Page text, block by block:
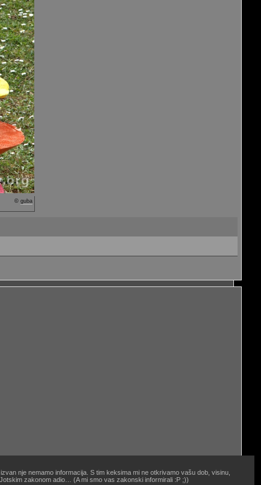
©guba
nje nemamo informacija. S tim keksima mi ne otkrivamo vašu dob, visinu,
zakonom adio… (A mi smo vas zakonski informirali :P ;))